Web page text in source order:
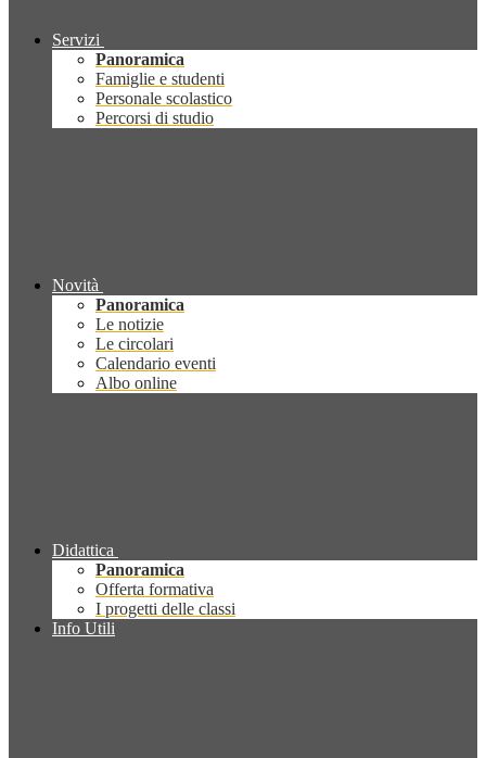
Servizi
Panoramica
Famiglie e studenti
Personale scolastico
Percorsi di studio
Novità
Panoramica
Le notizie
Le circolari
Calendario eventi
Albo online
Didattica
Panoramica
Offerta formativa
I progetti delle classi
Info Utili